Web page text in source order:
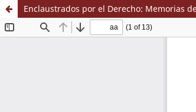
Enclaustrados por el Derecho: Memorias